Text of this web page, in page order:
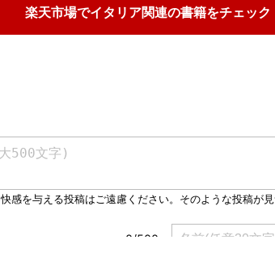
楽天市場でイタリア関連の書籍をチェック